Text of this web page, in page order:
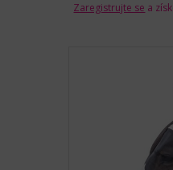
Zaregistrujte se a